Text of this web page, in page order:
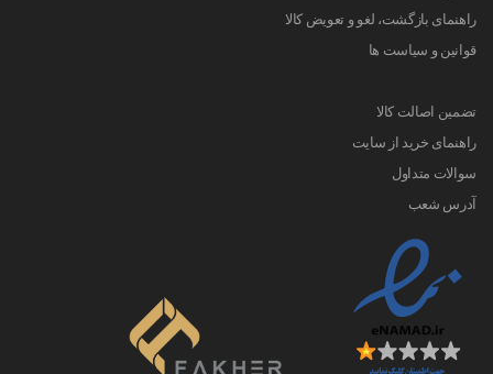
راهنمای بازگشت، لغو و تعویض کالا
قوانین و سیاست ها
تضمین اصالت کالا
راهنمای خرید از سایت
سوالات متداول
آدرس شعب